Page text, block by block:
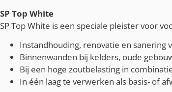
SP Top White
SP Top White is een speciale pleister voor
Instandhouding, renovatie en
Binnenwanden bij kelders, oude
Bij een hoge zoutbelasting in
In één laag te verwerken als basis- of